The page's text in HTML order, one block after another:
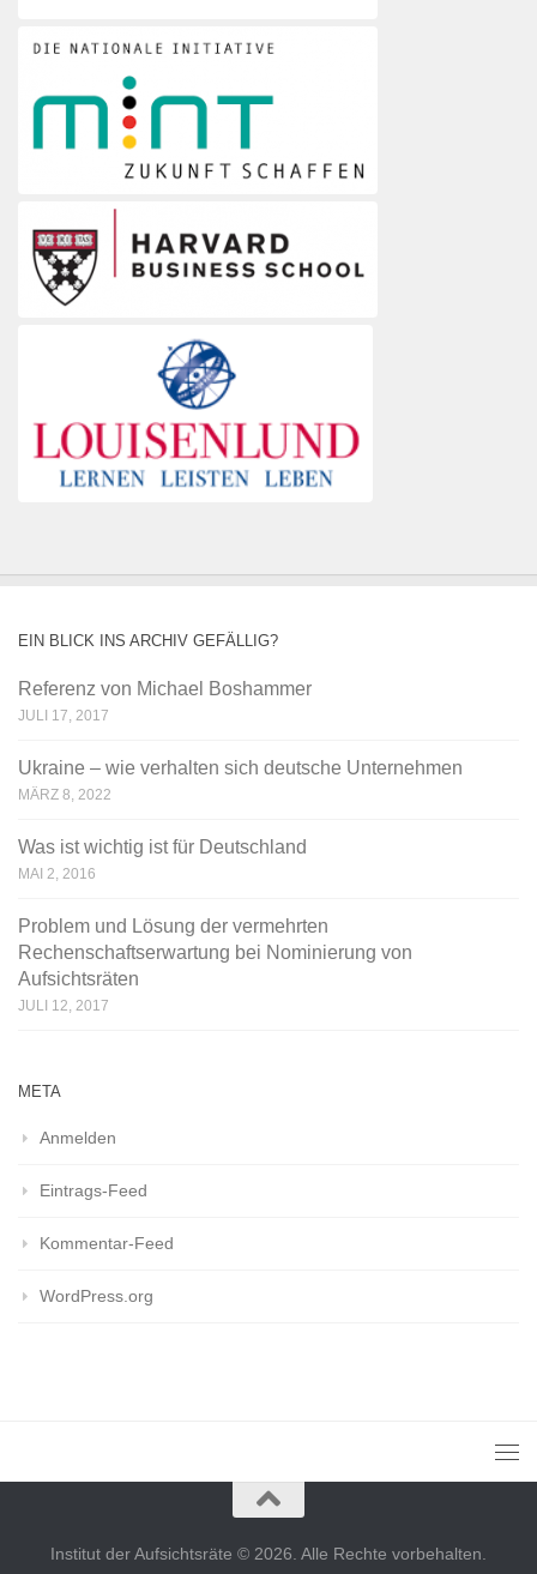
EIN BLICK INS ARCHIV GEFÄLLIG?
Referenz von Michael Boshammer
JULI 17, 2017
Ukraine – wie verhalten sich deutsche Unternehmen
MÄRZ 8, 2022
Was ist wichtig ist für Deutschland
MAI 2, 2016
Problem und Lösung der vermehrten
Rechenschaftserwartung bei Nominierung von
Aufsichtsräten
JULI 12, 2017
META
Anmelden
Eintrags-Feed
Kommentar-Feed
WordPress.org
Institut der Aufsichtsräte © 2026. Alle Rechte vorbehalten.